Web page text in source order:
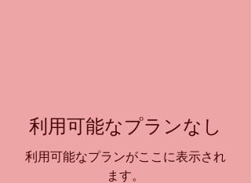
利用可能なプランなし
利用可能なプランがここに表示され
ます。